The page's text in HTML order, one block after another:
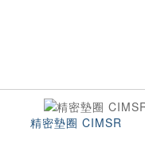
精密墊圈 CIMSR